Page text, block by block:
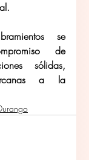
se
de
sólidas,
a la